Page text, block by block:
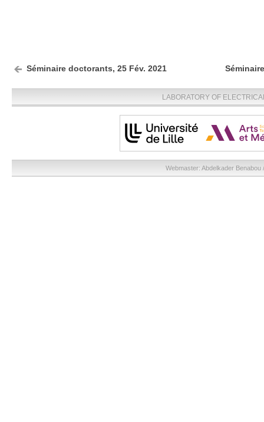
Séminaire doctorants, 25 Fév. 2021
LABORATORY OF
Webmaster: Abdelkader Benabou